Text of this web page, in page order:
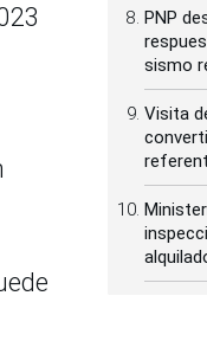
PNP
sismo
Visita